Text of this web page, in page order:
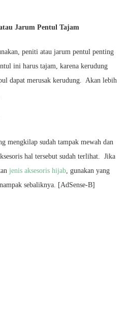
Jarum Pentul Tajam
peniti atau jarum pentul penting
ini harus tajam, karena kerudung
dapat merusak kerudung. Akan lebih
mengkilap sudah tampak mewah dan
hal tersebut sudah terlihat. Jika
jenis aksesoris hijab, gunakan yang
sebaliknya. [AdSense-B]